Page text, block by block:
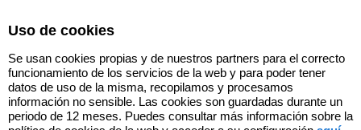
6 Inmuebles Marítim (Barcelona)
Uso de cookies
Se usan cookies propias y de nuestros partners para el correcto
funcionamiento de los servicios de la web y para poder tener
datos de uso de la misma, recopilamos y procesamos
información no sensible. Las cookies son guardadas durante un
periodo de 12 meses. Puedes consultar más información sobre la